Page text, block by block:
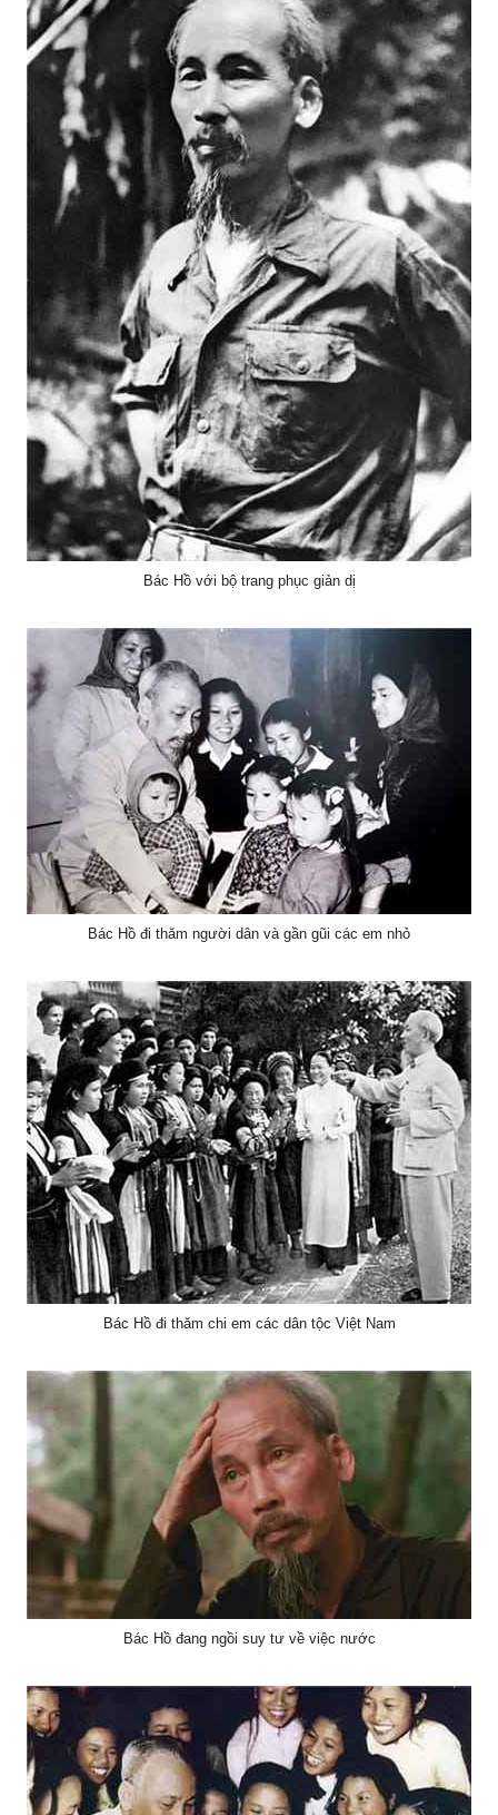
Bác Hồ với bộ trang phục giản dị
Bác Hồ đi thăm người dân và gần gũi các em nhỏ
Bác Hồ đi thăm chi em các dân tộc Việt Nam
Bác Hồ đang ngồi suy tư về việc nước